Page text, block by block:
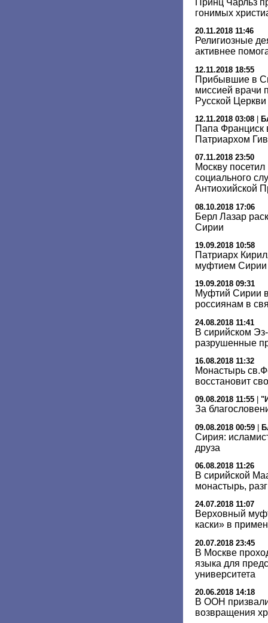
Принц Чарльз
гонимых
20.11.2018 11:46
Религиозные
активнее
12.11.2018 18:55
Прибывшие в
миссией врачи
Русской
12.11.2018 03:08
Папа Франциск
Патриархом
07.11.2018 23:50
Москву
социального
Антиохийской
08.10.2018 17:06
Берл Лазар
Сирии
19.09.2018 10:58
Патриарх
муфтием Сирии
19.09.2018 09:31
Муфтий Сирии
россиянам в
24.08.2018 11:41
В сирийском
разрушенные
16.08.2018 11:32
Монастырь
восстановит
09.08.2018 11:55
За
09.08.2018 00:59 |
Сирия:
друза
06.08.2018 11:26
В сирийской
монастырь,
24.07.2018 11:07
Верховный
каски» в
20.07.2018 23:45
В Москве
языка для
университета
20.06.2018 14:18
В ООН
возвращения